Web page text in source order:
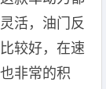
活，油门反
较好，在速
非常的积